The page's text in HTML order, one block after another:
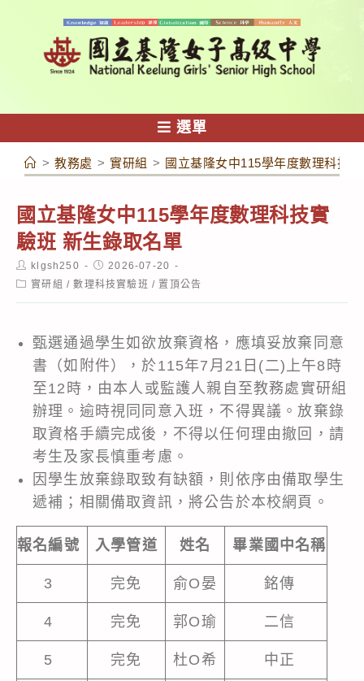
容
選單
> 教務處 > 實研組 > 國立基隆女中115學年度數理科技
國立基隆女中115學年度數理科技實
驗班 新生錄取名單
Post
author:
klgsh250
Post
published:
2026-07-20
Post實研組 / 數理科技實驗班 / 置頂公告
甄選通過學生如欲放棄資格，應填妥放棄同意
書（如附件），於115年7月21日(二)上午8時
至12時，由本人或監護人親自至教務處實研組
辦理。逾時視同同意入班，不得異議。放棄錄
取資格手續完成後，不得以任何理由撤回，請
考生及家長慎重考慮。
因學生放棄錄取致有缺額，則依序由備取學生
遞補；相關備取資訊，將公告於本校網頁。
報名編號 入學管道 姓名 畢業國中名稱
3 完免 俞O晏 銘傳
4 完免 郭O瑜 二信
5 完免 杜O希 中正